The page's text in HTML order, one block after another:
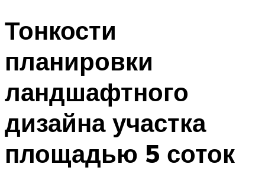
Тонкости
планировки
ландшафтного
дизайна участка
площадью 5 соток